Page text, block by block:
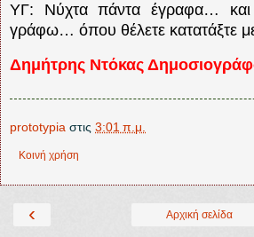
ΥΓ: Νύχτα πάντα έγραφα…
γράφω… όπου θέλετε κατατάξτε
Δημήτρης Ντόκας
prototypia στις 3:01 π.μ.
Κοινή χρήση
‹ Αρχική σελίδα